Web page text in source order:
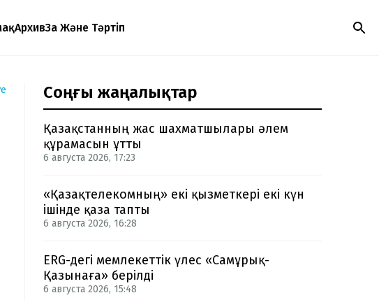
АрхивЗаң Және Тәртіп
Соңғы жаңалықтар
Қазақстанның жас шахматшылары әлем
құрамасын ұтты
6 августа 2026, 17:23
«Қазақтелекомның» екі қызметкері екі күн
ішінде қаза тапты
6 августа 2026, 16:28
ERG-дегі мемлекеттік үлес «Самұрық-
Қазынаға» берілді
6 августа 2026, 15:48